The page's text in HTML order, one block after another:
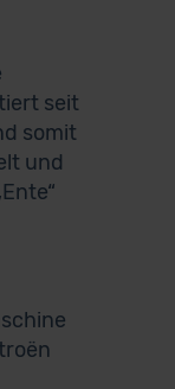
seit
somit
und